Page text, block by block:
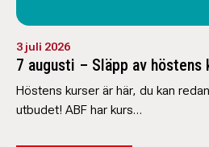
3 juli 2026
7 augusti – Släpp av höstens
Höstens kurser är här, du kan
utbudet! ABF har kurs…